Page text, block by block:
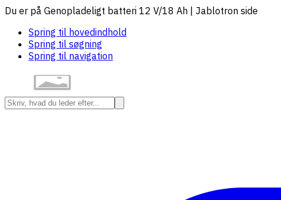
Du er på Genopladeligt batteri 12 V/18 Ah | Jablotron side
Spring til hovedindhold
Spring til søgning
Spring til navigation